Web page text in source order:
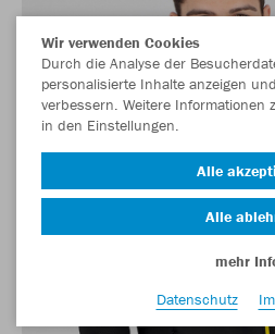
Wir verwenden Cookies
Durch die Analyse der
personalisierte Inhalte anzeigen
verbessern. Weitere Informationen
in den Einstellungen.
Alle
Alle
mehr
Datenschutz